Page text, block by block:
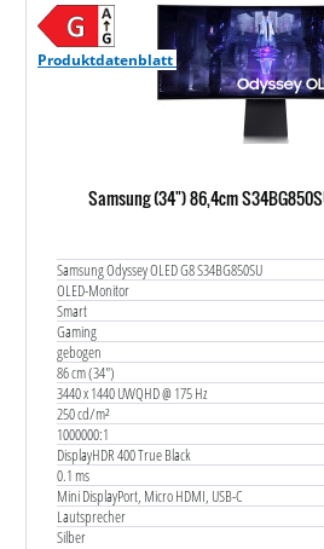
Produktdatenblatt
Samsung (34") 86,4cm
Samsung Odyssey OLED G8 S34BG850SU
OLED-Monitor
Smart
Gaming
gebogen
86 cm (34")
3440 x 1440 UWQHD @ 175 Hz
250 cd/m²
1000000:1
DisplayHDR 400 True Black
0.1 ms
Mini DisplayPort, Micro HDMI, USB-C
Lautsprecher
Silber